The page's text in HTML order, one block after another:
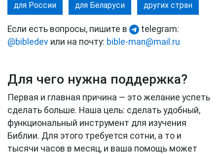
для России для Беларуси других стран
Если есть вопросы, пишите в
telegram:
@bibledev или на почту: bible-man@mail.ru
Для чего нужна поддержка?
Первая и главная причина — это желание успеть
сделать больше. Наша цель: сделать удобный,
функциональный инструмент для изучения
Библии. Для этого требуется сотни, а то и
тысячи часов в месяц, и ваша помощь может